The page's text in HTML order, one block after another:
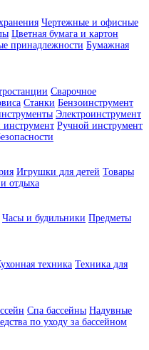
Чертежные и офисные
Цветная бумага и картон
принадлежности Бумажная
Сварочное
Станки Бензоинструмент
Электроинструмент
Ручной инструмент
Игрушки для детей Товары
отдыха
Часы и будильники Предметы
техника Техника для
Спа бассейны Надувные
по уходу за бассейном